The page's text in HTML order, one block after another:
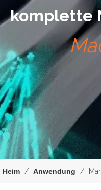
komplette
Heim / Anwendung /